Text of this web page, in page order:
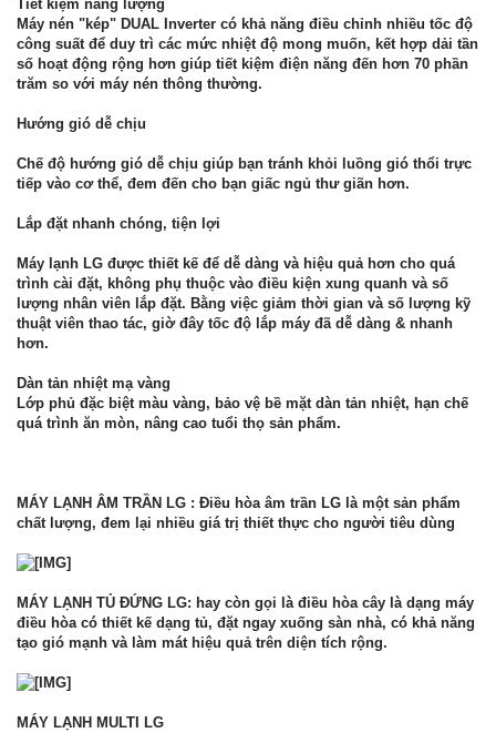
Tiết kiệm năng lượng
Máy nén "kép" DUAL Inverter có khả năng điều chỉnh nhiều tốc độ
công suất để duy trì các mức nhiệt độ mong muốn, kết hợp dải tần
số hoạt động rộng hơn giúp tiết kiệm điện năng đến hơn 70 phần
trăm so với máy nén thông thường.
Hướng gió dễ chịu
Chế độ hướng gió dễ chịu giúp bạn tránh khỏi luồng gió thổi trực
tiếp vào cơ thể, đem đến cho bạn giấc ngủ thư giãn hơn.
Lắp đặt nhanh chóng, tiện lợi
Máy lạnh LG được thiết kế để dễ dàng và hiệu quả hơn cho quá
trình cài đặt, không phụ thuộc vào điều kiện xung quanh và số
lượng nhân viên lắp đặt. Bằng việc giảm thời gian và số lượng kỹ
thuật viên thao tác, giờ đây tốc độ lắp máy đã dễ dàng & nhanh
hơn.
Dàn tản nhiệt mạ vàng
Lớp phủ đặc biệt màu vàng, bảo vệ bề mặt dàn tản nhiệt, hạn chế
quá trình ăn mòn, nâng cao tuổi thọ sản phẩm.
MÁY LẠNH ÂM TRẦN LG : Điều hòa âm trần LG là một sản phẩm
chất lượng, đem lại nhiều giá trị thiết thực cho người tiêu dùng
MÁY LẠNH TỦ ĐỨNG LG: hay còn gọi là điều hòa cây là dạng máy
điều hòa có thiết kế dạng tủ, đặt ngay xuống sàn nhà, có khả năng
tạo gió mạnh và làm mát hiệu quả trên diện tích rộng.
MÁY LẠNH MULTI LG